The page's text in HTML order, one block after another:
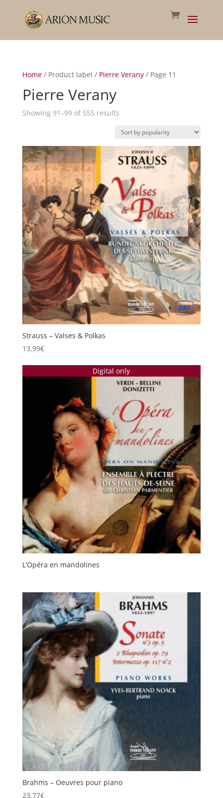
Home/ Product label / Pierre Verany/ Page 11
Pierre Verany
Showing 91–99 of 555 resultsSorted
popularity
Strauss – Valses & Polkas
13,99€
Digital only
L’Opéra en mandolines
Brahms – Oeuvres pour piano
23,77€